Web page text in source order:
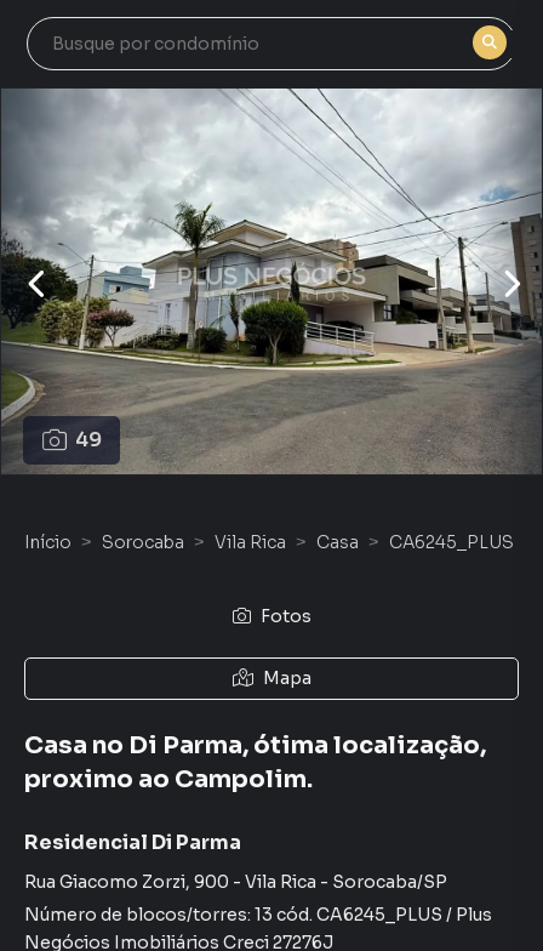
49
Início Sorocaba Vila Rica Casa CA6245_PLUS
Fotos
Mapa
Casa no Di Parma, ótima localização,
proximo ao Campolim.
Residencial Di Parma
Rua Giacomo Zorzi, 900 - Vila Rica - Sorocaba/SP
Número de blocos/torres: 13 cód. CA6245_PLUS / Plus
Negócios Imobiliários Creci27276J